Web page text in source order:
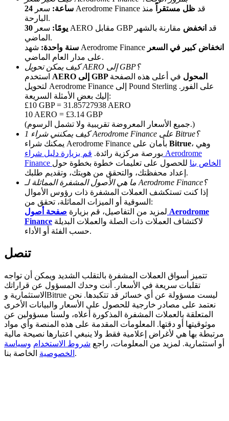
قم بدعوة صديق لتحصل على مكافآت نقدية
Deposit CASHCAT & Win
Deposit CASHCAT & Win
Share 500000 CASHCAT prize pool
Exclusive for BitMart Users
Register & Trade to Win 500,000 USDT
Precious Metals Trading Carnival
Trade Gold & Silver · 33,333 USDT Bonus
USDT New User Exclusive 10% APR
USDT Flexible Staking | Daily Rewards
24 ساعة:
سعر Aerodrome Finance قد ظل مستقراً
منذ
البارحة.
30 يومًا:
سعر AERO مقابل GBP قد انخفض مقارنة بالشهر
الماضي.
سنة واحدة: شهد Aerodrome Finance انخفاض كبير في السعر
على مدار العام الماضي.
كيف يمكن تحويل AERO إلى GBP؟
AERO إلى GBP المحول في أعلى هذه الصفحة
لتحويل Aerodrome Finance إلى Pound Sterling على الفور.
إليك بعض الأمثلة السريعة:
£10 GBP = 31.85727938 AERO
10 AERO = £3.14 GBP
(جميع الأسعار المعروضة تقريبية ولا تشمل الرسوم.)
كيف يمكنني شراء 1 Aerodrome Finance على Bitrue؟
Bitrue، وهي
بورصة مركزية رائدة. قم بزيارة دليل شراء Aerodrome
Finance الخاص بنا للحصول على تعليمات خطوة بخطوة حول
إعداد محفظتك، والتحقق من هويتك، وتقديم طلبك.
ما هي الأصول المشفرة المماثلة لـ Aerodrome Finance؟
إذا كنت تستكشف العملات المشفرة ذات رؤوس الأموال
السوقية أو الميزات المماثلة، تحقق من:
لمزيد من التفاصيل، قم بزيارة صفحة أصول Aerodrome
Finance
حسب الفئة أو الأداء.
تنصل
تتميز أسواق العملات المشفرة بالتقلب الشديد ويمكن أن تواجه
تقلبات سريعة في الأسعار. أنت وحدك المسؤول عن قراراتك
الاستثمارية وBitrue ليست مسؤولة عن أي خسائر قد تتكبدها. نحن
نعتمد على مصادر خارجية للحصول على الأسعار والبيانات الأخرى
المتعلقة بالعملات المشفرة المذكورة أعلاه، ولسنا مسؤولين عن
موثوقيتها أو دقتها. المعلومات المقدمة على هذه المنصة وأي مواد
مرتبطة بها هي لأغراض إعلامية فقط ولا ينبغي اعتبارها نصيحة مالية
أو استثمارية. لمزيد من المعلومات، راجع شروط الاستخدام وسياسة
الخصوصية الخاصة بنا.